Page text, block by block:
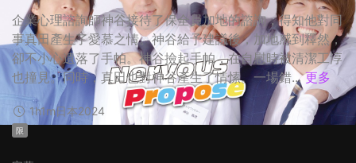
企業心理諮詢師神谷接待了保全員加地的諮詢，得知他對同
事真田產生了愛慕之情。神谷給予建議後，加地感到釋然，
卻不小心遺落了手帕。神谷撿起手帕，在自慰時被清潔工淳
也撞見。同時，真田也對神谷產生了情愫。一場錯... 更多
1h1m日本2024
限